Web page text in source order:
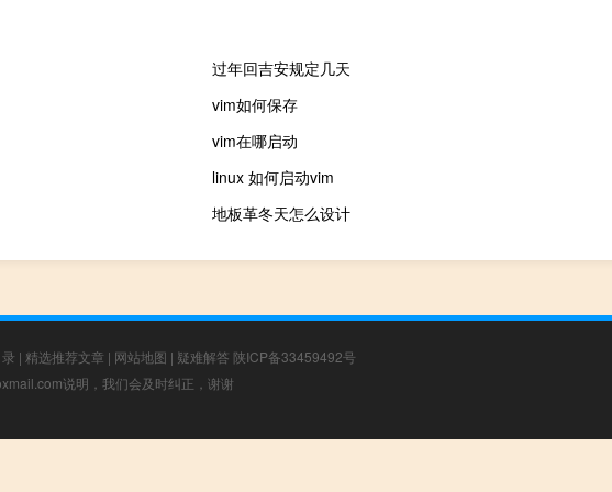
过年回吉安规定几天
vim如何保存
vim在哪启动
linux 如何启动vim
地板革冬天怎么设计
| 精选推荐文章 | 网站地图 | 疑难解答 陕ICP备33459492号
说明，我们会及时纠正，谢谢